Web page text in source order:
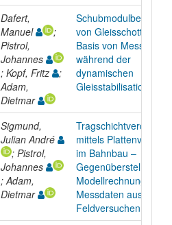
Dafert,
Manuel
;
Pistrol,
Johannes
; Kopf, Fritz
;
Adam,
Dietmar
von Gleisschotter auf
Basis von Messungen
während der
dynamischen
Gleisstabilisation
Sigmund,
Julian André
; Pistrol,
Johannes
; Adam,
Dietmar
mittels
im Bahnbau –
Gegenüberstellung
Modellrechnung und
Messdaten aus
Feldversuchen